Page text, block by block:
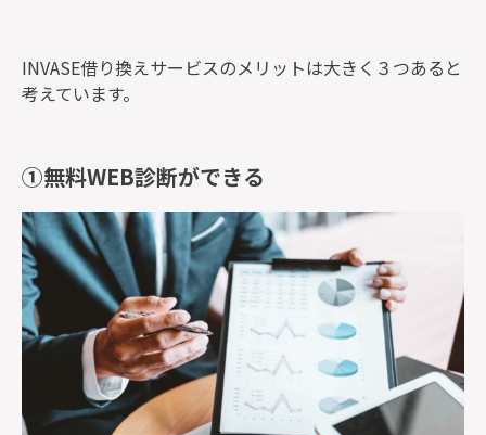
INVASE借り換えサービスのメリットは大きく３つあると
考えています。
①無料WEB診断ができる